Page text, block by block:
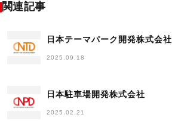
関連記事
日本テーマパーク開発株式会社
2025.09.18
日本駐車場開発株式会社
2025.02.21